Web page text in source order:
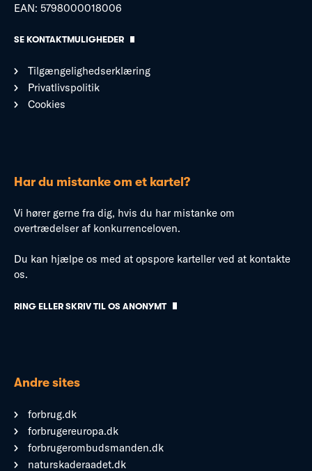
EAN: 5798000018006
SE KONTAKTMULIGHEDER
Tilgængelighedserklæring
Privatlivspolitik
Cookies
Har du mistanke om et kartel?
Vi hører gerne fra dig, hvis du har mistanke om
overtrædelser af konkurrenceloven.
Du kan hjælpe os med at opspore karteller ved at kontakte
os.
RING ELLER SKRIV TIL OS ANONYMT
Andre sites
forbrug.dk
forbrugereuropa.dk
forbrugerombudsmanden.dk
naturskaderaadet.dk